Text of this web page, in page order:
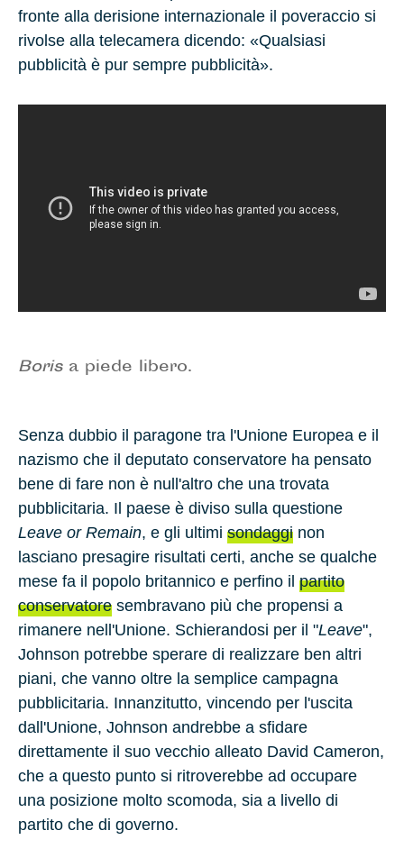
fronte alla derisione internazionale il poveraccio si
rivolse alla telecamera dicendo: «Qualsiasi
pubblicità è pur sempre pubblicità».
Borisa piede libero.
Senza dubbio il paragone tra l'Unione Europea e il
nazismo che il deputato conservatore ha pensato
bene di fare non è null'altro che una trovata
pubblicitaria. Il paese è diviso sulla questione
Leave or Remain, e gli ultimi sondaggi non
lasciano presagire risultati certi, anche se qualche
mese fa il popolo britannico e perfino il partito
conservatore sembravano più che propensi a
rimanere nell'Unione. Schierandosi per il "Leave",
Johnson potrebbe sperare di realizzare ben altri
piani, che vanno oltre la semplice campagna
pubblicitaria. Innanzitutto, vincendo per l'uscita
dall'Unione, Johnson andrebbe a sfidare
direttamente il suo vecchio alleato David Cameron,
che a questo punto si ritroverebbe ad occupare
una posizione molto scomoda, sia a livello di
partito che di governo.